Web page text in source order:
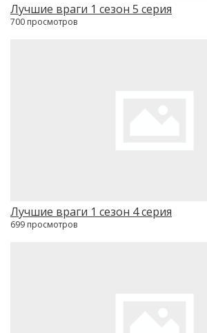
Лучшие враги 1 сезон 5 серия
700 просмотров
Лучшие враги 1 сезон 4 серия
699 просмотров